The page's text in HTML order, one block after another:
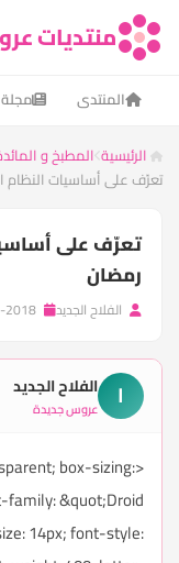
منتديات
المنتدى
الرئيسية المطبخ و
تعرّف على أساسيات
تعرّف على
رمضان
الفلاح الجديد
ا الفلاح الجديد
عروس جديدة
box-sizing:
family: &quot;Droid
14px; font-style: